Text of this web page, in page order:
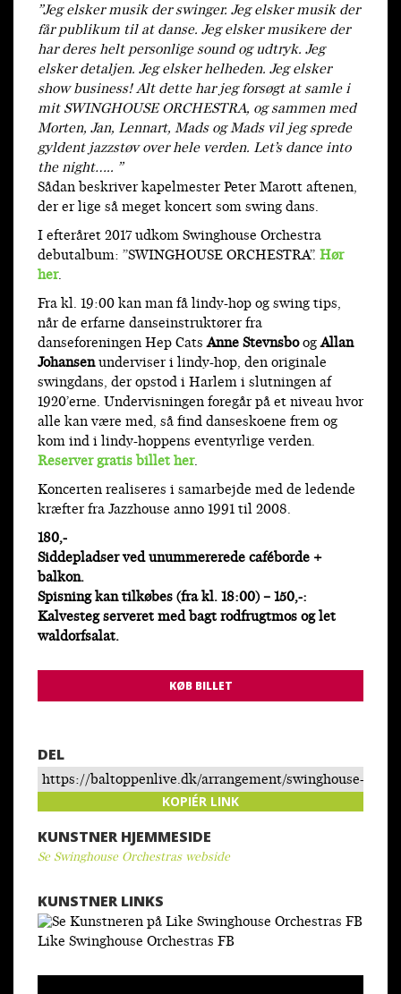
”Jeg elsker musik der swinger. Jeg elsker musik der
får publikum til at danse. Jeg elsker musikere der
har deres helt personlige sound og udtryk. Jeg
elsker detaljen. Jeg elsker helheden. Jeg elsker
show business! Alt dette har jeg forsøgt at samle i
mit SWINGHOUSE ORCHESTRA, og sammen med
Morten, Jan, Lennart, Mads og Mads vil jeg sprede
gyldent jazzstøv over hele verden. Let’s dance into
the night….. ”
Sådan beskriver kapelmester Peter Marott aftenen,
der er lige så meget koncert som swing dans.
I efteråret 2017 udkom Swinghouse Orchestra
debutalbum: ”SWINGHOUSE ORCHESTRA”. Hør
her.
Fra kl. 19:00 kan man få lindy-hop og swing tips,
når de erfarne danseinstruktører fra
danseforeningen Hep CatsAnne StevnsboogAllan
Johansenunderviser i lindy-hop, den originale
swingdans, der opstod i Harlem i slutningen af
1920’erne. Undervisningen foregår på et niveau hvor
alle kan være med, så find danseskoene frem og
kom ind i lindy-hoppens eventyrlige verden.
Reserver gratis billet her.
Koncerten realiseres i samarbejde med de ledende
kræfter fra Jazzhouse anno 1991 til 2008.
180,-
Siddepladser ved unummererede caféborde +
balkon.
Spisning kan tilkøbes (fra kl. 18:00) – 150,-:
Kalvesteg serveret med bagt rodfrugtmos og let
waldorfsalat.
KØB BILLET
DEL
https://baltoppenlive.dk/arrangement/swinghouse-
orchestra-ball-room-lindy-hop-swingdans/
KOPIÉR LINK
KUNSTNER HJEMMESIDE
Se Swinghouse Orchestras webside
KUNSTNER LINKS
Like Swinghouse Orchestras FB